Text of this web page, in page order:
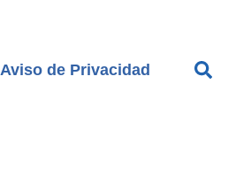
Aviso de Privacidad